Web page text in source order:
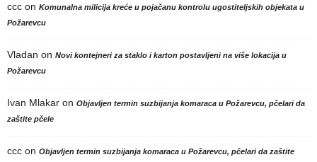
ccc on Komunalna milicija kreće u pojačanu kontrolu ugostiteljskih objekata u
Požarevcu
Vladan on Novi kontejneri za staklo i karton postavljeni na više lokacija u
Požarevcu
Ivan Mlakar on Objavljen termin suzbijanja komaraca u Požarevcu, pčelari da
zaštite pčele
ccc on Objavljen termin suzbijanja komaraca u Požarevcu, pčelari da zaštite